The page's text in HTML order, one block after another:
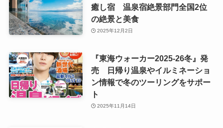
癒し宿 温泉宿絶景部門全国2位
の絶景と美食
2025年12月2日
『東海ウォーカー2025-26冬』発
売 日帰り温泉やイルミネーショ
ン情報で冬のツーリングをサポー
ト
2025年11月14日